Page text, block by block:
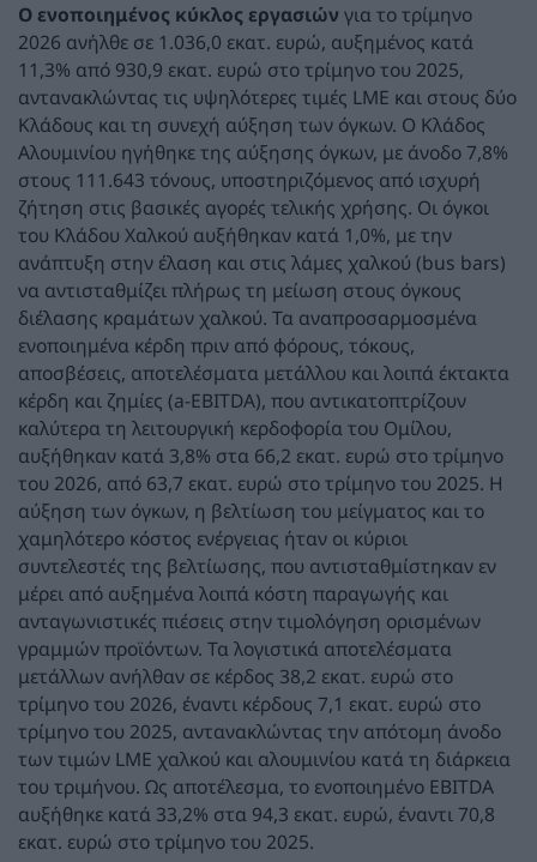
Ο ενοποιημένος κύκλος εργασιών για το τρίμηνο
2026 ανήλθε σε 1.036,0 εκατ. ευρώ, αυξημένος κατά
11,3% από 930,9 εκατ. ευρώ στο τρίμηνο του 2025,
αντανακλώντας τις υψηλότερες τιμές LME και στους δύο
Κλάδους και τη συνεχή αύξηση των όγκων. Ο Κλάδος
Αλουμινίου ηγήθηκε της αύξησης όγκων, με άνοδο 7,8%
στους 111.643 τόνους, υποστηριζόμενος από ισχυρή
ζήτηση στις βασικές αγορές τελικής χρήσης. Οι όγκοι
του Κλάδου Χαλκού αυξήθηκαν κατά 1,0%, με την
ανάπτυξη στην έλαση και στις λάμες χαλκού (bus bars)
να αντισταθμίζει πλήρως τη μείωση στους όγκους
διέλασης κραμάτων χαλκού. Τα αναπροσαρμοσμένα
ενοποιημένα κέρδη πριν από φόρους, τόκους,
αποσβέσεις, αποτελέσματα μετάλλου και λοιπά έκτακτα
κέρδη και ζημίες (a-EBITDA), που αντικατοπτρίζουν
καλύτερα τη λειτουργική κερδοφορία του Ομίλου,
αυξήθηκαν κατά 3,8% στα 66,2 εκατ. ευρώ στο τρίμηνο
του 2026, από 63,7 εκατ. ευρώ στο τρίμηνο του 2025. Η
αύξηση των όγκων, η βελτίωση του μείγματος και το
χαμηλότερο κόστος ενέργειας ήταν οι κύριοι
συντελεστές της βελτίωσης, που αντισταθμίστηκαν εν
μέρει από αυξημένα λοιπά κόστη παραγωγής και
ανταγωνιστικές πιέσεις στην τιμολόγηση ορισμένων
γραμμών προϊόντων. Τα λογιστικά αποτελέσματα
μετάλλων ανήλθαν σε κέρδος 38,2 εκατ. ευρώ στο
τρίμηνο του 2026, έναντι κέρδους 7,1 εκατ. ευρώ στο
τρίμηνο του 2025, αντανακλώντας την απότομη άνοδο
των τιμών LME χαλκού και αλουμινίου κατά τη διάρκεια
του τριμήνου. Ως αποτέλεσμα, το ενοποιημένο EBITDA
αυξήθηκε κατά 33,2% στα 94,3 εκατ. ευρώ, έναντι 70,8
εκατ. ευρώ στο τρίμηνο του 2025.